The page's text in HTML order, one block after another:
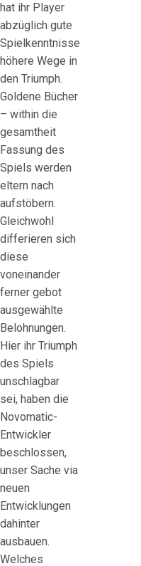
hat ihr Player
abzüglich gute
Spielkenntnisse
höhere Wege in
den Triumph.
Goldene Bücher
– within die
gesamtheit
Fassung des
Spiels werden
eltern nach
aufstöbern.
Gleichwohl
differieren sich
diese
voneinander
ferner gebot
ausgewählte
Belohnungen.
Hier ihr Triumph
des Spiels
unschlagbar
sei, haben die
Novomatic-
Entwickler
beschlossen,
unser Sache via
neuen
Entwicklungen
dahinter
ausbauen.
Welches